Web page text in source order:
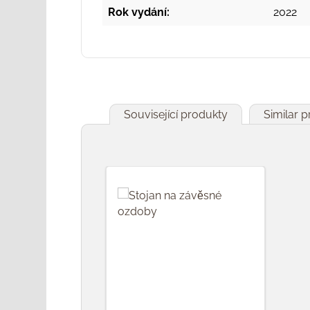
Rok vydání: 2022
Související produkty Similar